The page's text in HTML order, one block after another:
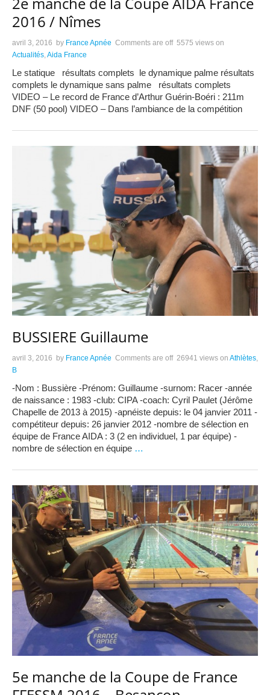
2016 / Nîmes
avril 3, 2016 by France Apnée Comments are off 5575 views on
Actualités,Aida France
Le statique résultats complets le dynamique palme résultats
complets le dynamique sans palme résultats complets
VIDEO – Le record de France d’Arthur Guérin-Boéri : 211m
DNF (50 pool) VIDEO – Dans l’ambiance de la compétition
BUSSIERE Guillaume
avril 3, 2016 by France Apnée Comments are off 26941 views on Athlètes,
B
-Nom : Bussière -Prénom: Guillaume -surnom: Racer -année
de naissance : 1983 -club: CIPA -coach: Cyril Paulet (Jérôme
Chapelle de 2013 à 2015) -apnéiste depuis: le 04 janvier 2011 -
compétiteur depuis: 26 janvier 2012 -nombre de sélection en
équipe de France AIDA : 3 (2 en individuel, 1 par équipe) -
nombre de sélection en équipe …
5e manche de la Coupe de France